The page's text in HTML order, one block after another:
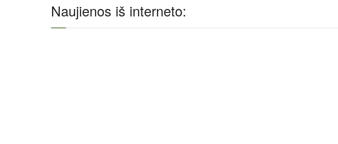
Naujienos iš interneto: